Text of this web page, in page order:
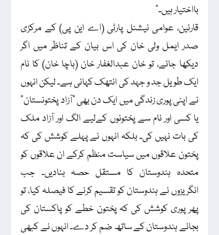
بااختیار ہیں۔”
قارئین، عوامی نیشنل پارٹی (اے این پی) کے مرکزی
صدر ایمل ولی خان کی اس بیان کے تناظر میں اگر
دیکھا جائے، تو خان عبدالغفار خان (باچا خان) کا نام
ایک طویل جد و جہد کی انتھک کہانی ہے۔ لیکن انہوں
نے اپنی پوری زندگی میں ایک دن بھی "آزاد پختونستان”
یا کسی اور نام سے پختونوں کےلیے الگ اور آزاد ملک
کی بات نہیں کی۔ بلکہ انہوں نے پہلے کوشش کی کہ
پختون علاقوں میں سیاست منظم کرکے ان علاقوں کو
متحدہ ہندوستان کا مستقل حصہ بنادیں۔ جب
انگریزوں نے ہندوستان کو تقسیم کرنے کا فیصلہ کیا، تو
پھر پوری کوشش کی کہ پختون خطے کو پاکستان کی
بجائے ہندوستان کے ساتھ ضم کر دے۔ انہوں نے کبھی